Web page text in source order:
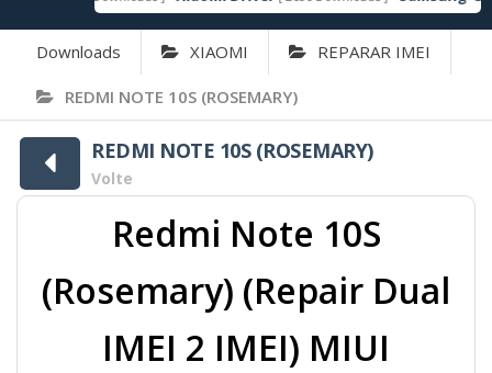
Downloads XIAOMI REPARAR IMEI
REDMI NOTE 10S (ROSEMARY)
REDMI NOTE 10S (ROSEMARY)
Volte
Redmi Note 10S
(Rosemary) (Repair Dual
IMEI 2 IMEI) MIUI